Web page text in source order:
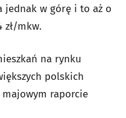
jednak w górę i to aż o
zł/mkw.
na rynku
polskich
raporcie